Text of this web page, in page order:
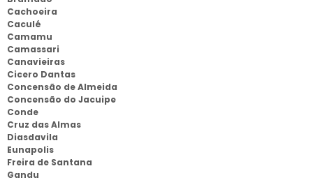
Cachoeira
Caculé
Camamu
Camassari
Canavieiras
Cicero Dantas
Concensão de Almeida
Concensão do Jacuipe
Conde
Cruz das Almas
Diasdavila
Eunapolis
Freira de Santana
Gandu